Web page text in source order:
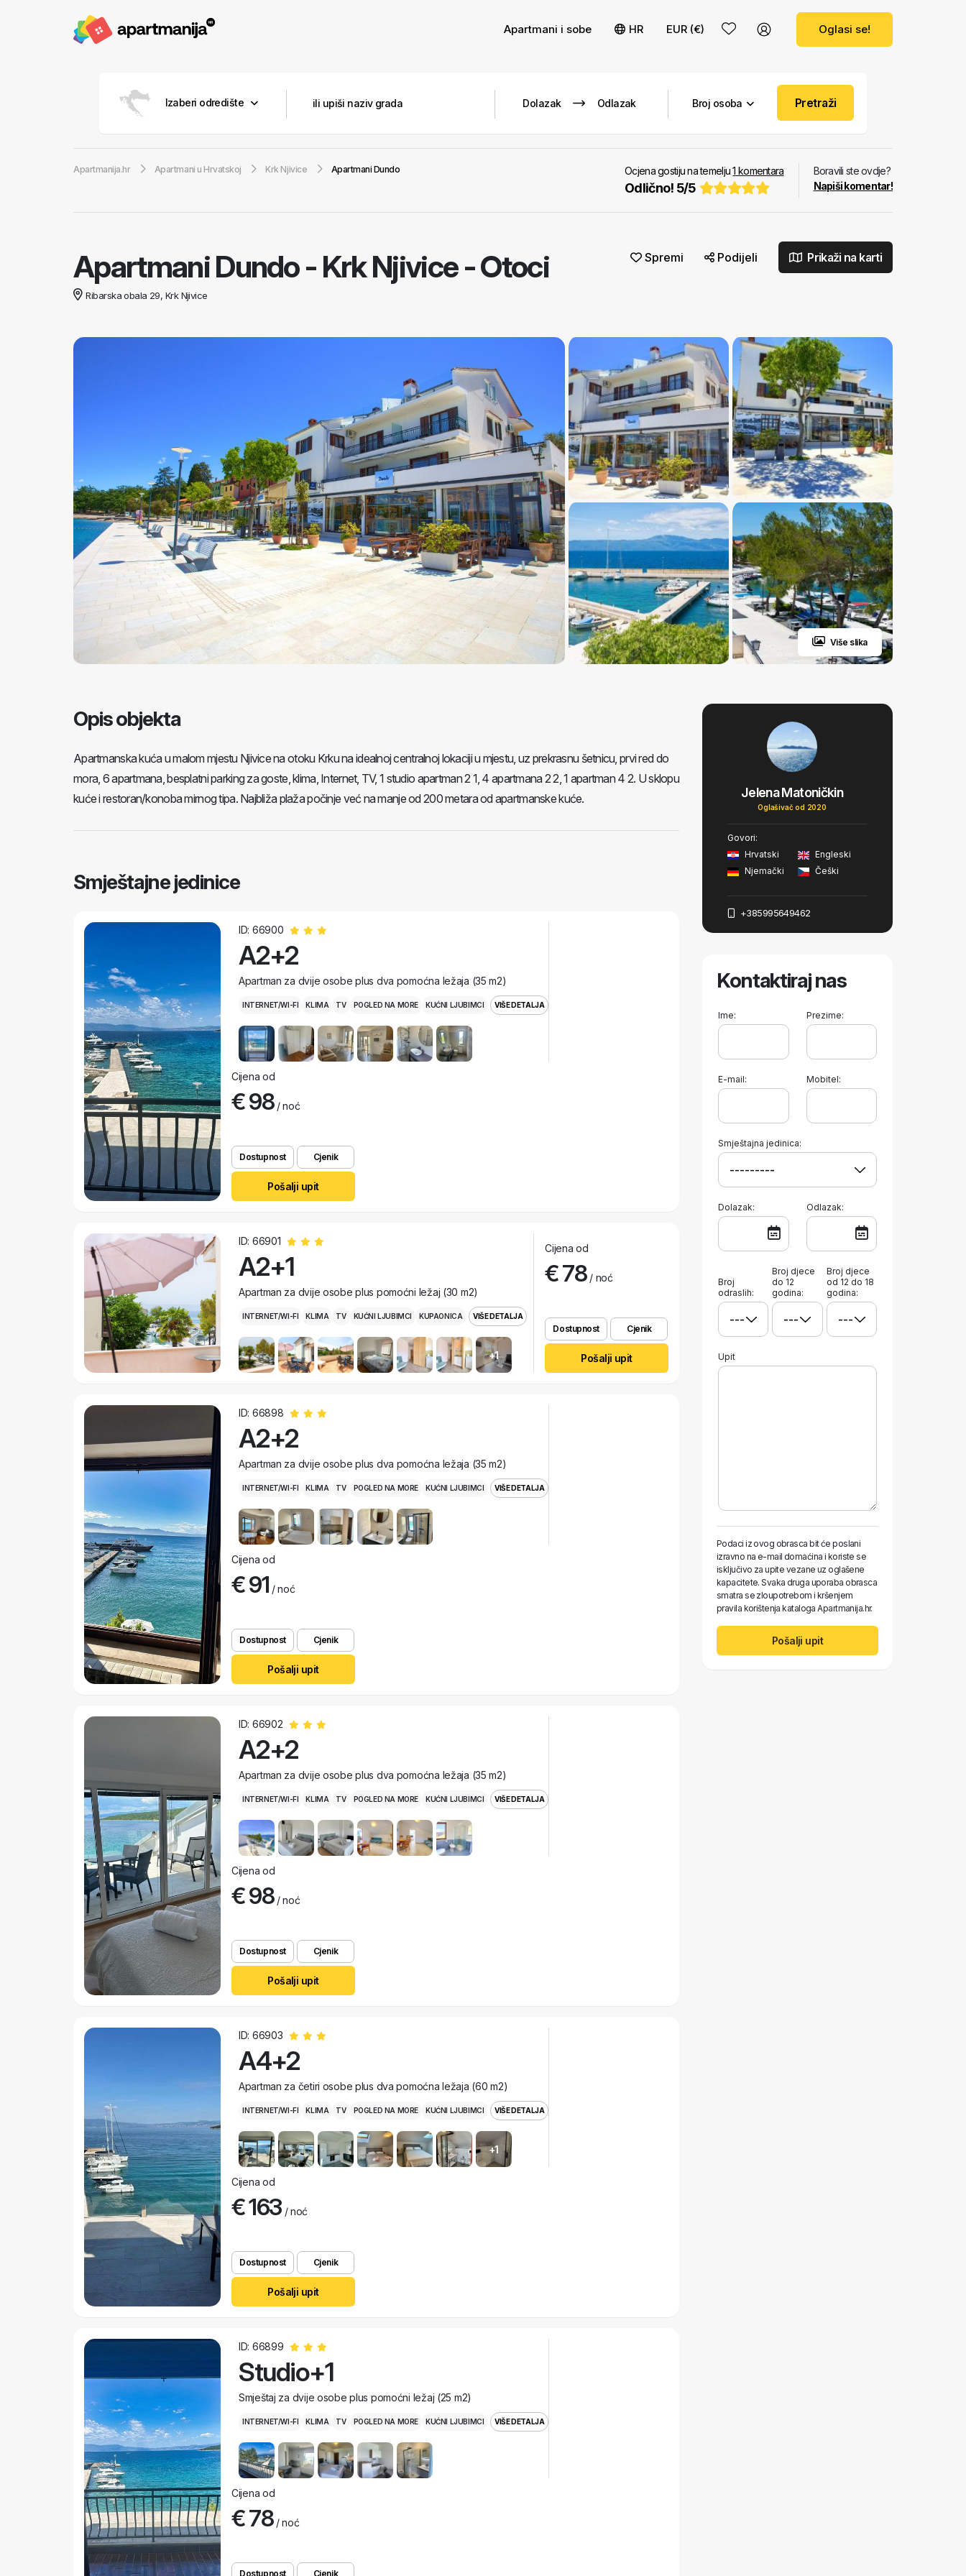
Apartmani i sobe HR EUR (€) Oglasi se!
Izaberi odredište Broj osoba Pretraži
Apartmanija.hr Apartmani u Hrvatskoj Krk Njivice Apartmani Dundo
Boravili ste ovdje?
Napiši komentar!
Ocjena gostiju na temelju1 komentara
Odlično! 5/5
Apartmani Dundo-Krk Njivice - Otoci
Ribarska obala 29, Krk Njivice
Spremi Podijeli Prikaži na karti
Više slika
Opis objekta
Apartmanska kuća u malom mjestu Njivice na otoku Krku na idealnoj centralnoj lokaciji u mjestu, uz prekrasnu šetnicu, prvi red do
mora, 6 apartmana, besplatni parking za goste, klima, Internet, TV, 1 studio apartman 2 1, 4 apartmana 2 2, 1 apartman 4 2. U sklopu
kuće i restoran/konoba mirnog tipa. Najbliža plaža počinje već na manje od 200 metara od apartmanske kuće.
Smještajne jedinice
ID: 66900
A2+2
Apartman za dvije osobe plus dva pomoćna ležaja (35 m2)
INTERNET/WI-FI KLIMA TV POGLED NA MORE KUĆNI LJUBIMCI VIŠE DETALJA
Cijena od
€ 98/ noć
Dostupnost Cjenik
Pošalji upit
ID: 66901
A2+1
Apartman za dvije osobe plus pomoćni ležaj (30 m2)
INTERNET/WI-FI KLIMA TV KUĆNI LJUBIMCI KUPAONICA VIŠE DETALJA
+1
Cijena od
€ 78/ noć
Dostupnost Cjenik
Pošalji upit
ID: 66898
A2+2
Apartman za dvije osobe plus dva pomoćna ležaja (35 m2)
INTERNET/WI-FI KLIMA TV POGLED NA MORE KUĆNI LJUBIMCI VIŠE DETALJA
Cijena od
€ 91 / noć
Dostupnost Cjenik
Pošalji upit
ID: 66902
A2+2
Apartman za dvije osobe plus dva pomoćna ležaja (35 m2)
INTERNET/WI-FI KLIMA TV POGLED NA MORE KUĆNI LJUBIMCI VIŠE DETALJA
Cijena od
€ 98/ noć
Dostupnost Cjenik
Pošalji upit
ID: 66903
A4+2
Apartman za četiri osobe plus dva pomoćna ležaja (60 m2)
INTERNET/WI-FI KLIMA TV POGLED NA MORE KUĆNI LJUBIMCI VIŠE DETALJA
+1
Cijena od
€ 163/ noć
Dostupnost Cjenik
Pošalji upit
ID: 66899
Studio+1
Smještaj za dvije osobe plus pomoćni ležaj (25 m2)
INTERNET/WI-FI KLIMA TV POGLED NA MORE KUĆNI LJUBIMCI VIŠE DETALJA
Cijena od
€ 78/ noć
Dostupnost Cjenik
Jelena Matoničkin
Oglašivač od 2020
Govori:
Hrvatski
Engleski
Njemački
Češki
+385995649462
Kontaktiraj nas
Ime: Prezime:
E-mail: Mobitel:
Smještajna jedinica:
Dolazak: Odlazak:
Broj
odraslih:
Broj djece
do 12
godina:
Broj djece
od 12 do 18
godina:
Upit
Podaci iz ovog obrasca bit će poslani
izravno na e-mail domaćina i koriste se
isključivo za upite vezane uz oglašene
kapacitete. Svaka druga uporaba obrasca
smatra se zloupotrebom i kršenjem
pravila korištenja kataloga Apartmanija.hr.
Pošalji upit